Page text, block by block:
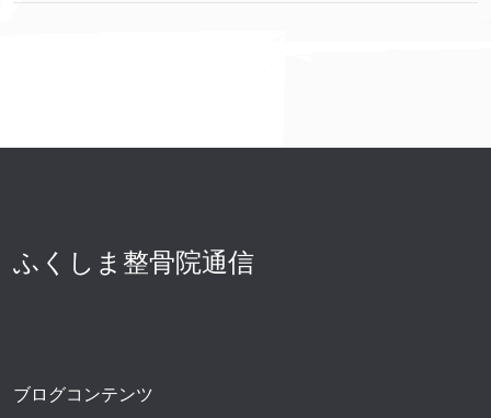
ふくしま整骨院通信
ブログコンテンツ